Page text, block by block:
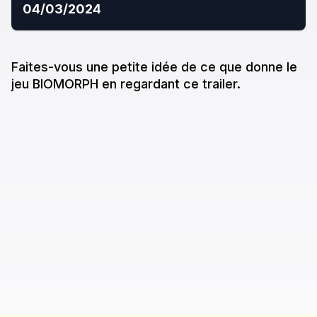
04/03/2024
Faites-vous une petite idée de ce que donne le
jeu BIOMORPH en regardant ce trailer.